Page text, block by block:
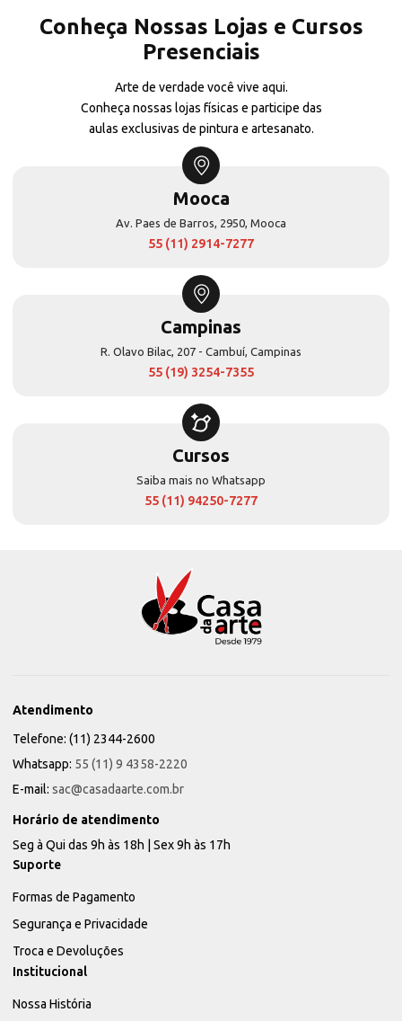
Conheça Nossas Lojas e Cursos
Presenciais
Arte de verdade você vive aqui.
Conheça nossas lojas físicas e participe das
aulas exclusivas de pintura e artesanato.
Mooca
Av. Paes de Barros, 2950, Mooca
55 (11) 2914-7277
Campinas
R. Olavo Bilac, 207 - Cambuí, Campinas
55 (19) 3254-7355
Cursos
Saiba mais no Whatsapp
55 (11) 94250-7277
Atendimento
Telefone: (11) 2344-2600
Whatsapp: 55 (11) 9 4358-2220
E-mail: sac@casadaarte.com.br
Horário de atendimento
Seg à Qui das 9h às 18h | Sex 9h às 17h
Suporte
Formas de Pagamento
Segurança e Privacidade
Troca e Devoluções
Institucional
Nossa História